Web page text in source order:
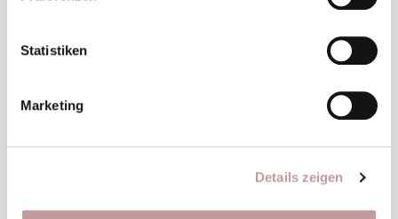
Statistiken
Marketing
Details zeigen
Junior SuiteBERGNEST’L
abEUR 246pro Person